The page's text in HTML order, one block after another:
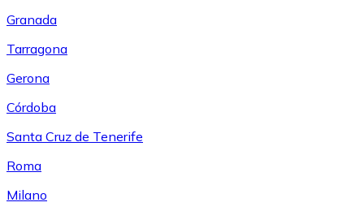
Granada
Tarragona
Gerona
Córdoba
Santa Cruz de Tenerife
Roma
Milano